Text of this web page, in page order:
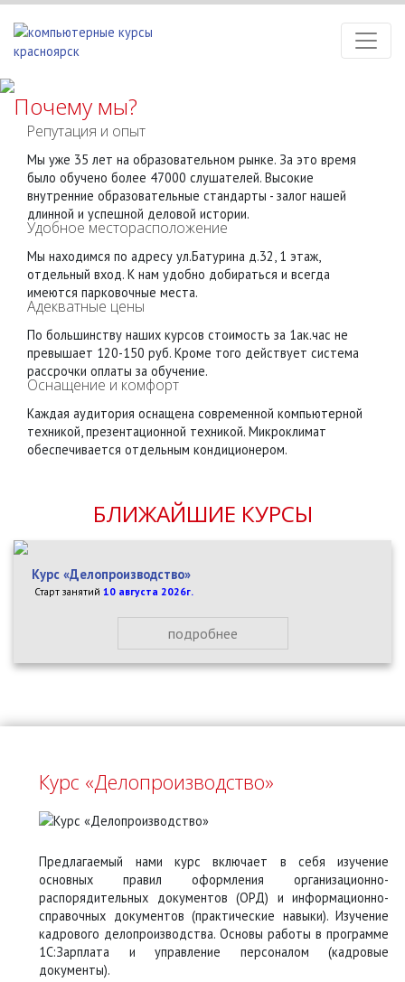
Почему мы?
Репутация и опыт
Мы уже 35 лет на образовательном рынке. За это время
было обучено более 47000 слушателей. Высокие
внутренние образовательные стандарты - залог нашей
длинной и успешной деловой истории.
Удобное месторасположение
Мы находимся по адресу ул.Батурина д.32, 1 этаж,
отдельный вход. К нам удобно добираться и всегда
имеются парковочные места.
Адекватные цены
По большинству наших курсов стоимость за 1ак.час не
превышает 120-150 руб. Кроме того действует система
рассрочки оплаты за обучение.
Оснащение и комфорт
Каждая аудитория оснащена современной компьютерной
техникой, презентационной техникой. Микроклимат
обеспечивается отдельным кондиционером.
БЛИЖАЙШИЕ КУРСЫ
Курс «Делопроизводство»
Старт занятий 10 августа 2026г.
подробнее
Курс «Делопроизводство»
Предлагаемый нами курс включает в себя изучение
основных правил оформления организационно-
распорядительных документов (ОРД) и информационно-
справочных документов (практические навыки). Изучение
кадрового делопроизводства. Основы работы в программе
1С:Зарплата и управление персоналом (кадровые
документы).